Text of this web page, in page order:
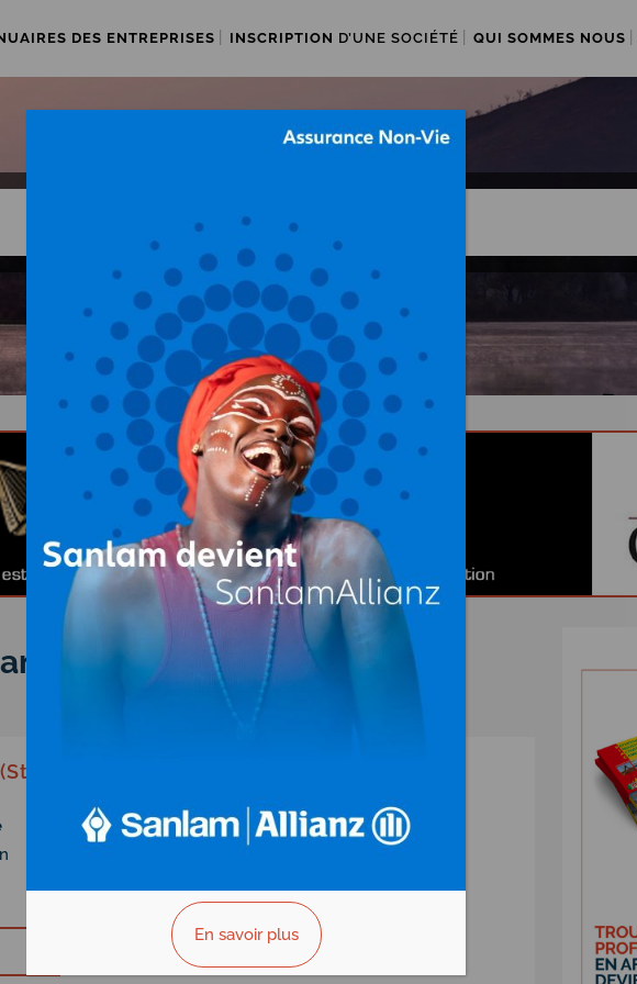
DES ENTREPRISES INSCRIPTION D’UNE SOCIÉTÉ QUI SOMMES NOUS
(Sté de Développement du Coton du
Vous êtes le propriétaire?
En savoir plus